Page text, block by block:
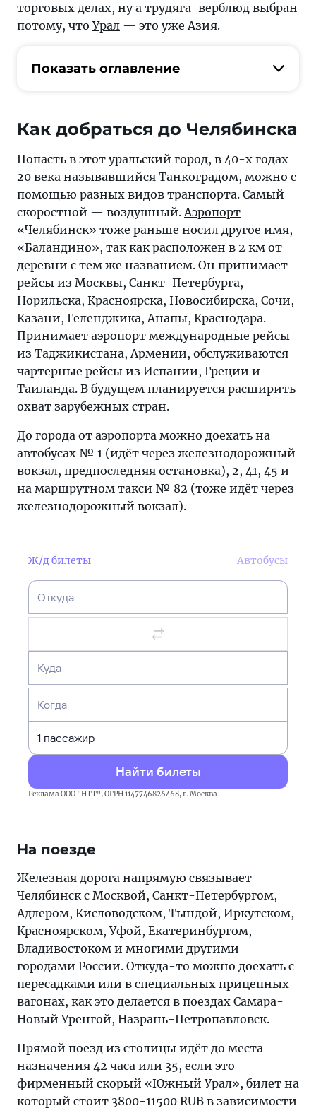
торговых делах, ну а трудяга-верблюд выбран
потому, что Урал — это уже Азия.
Показать оглавление
Как добраться до Челябинска
Попасть в этот уральский город, в 40-х годах
20 века называвшийся Танкоградом, можно с
помощью разных видов транспорта. Самый
скоростной — воздушный.Аэропорт
«Челябинск» тоже раньше носил другое имя,
«Баландино», так как расположен в 2 км от
деревни с тем же названием. Он принимает
рейсы из Москвы, Санкт-Петербурга,
Норильска, Красноярска, Новосибирска, Сочи,
Казани, Геленджика, Анапы, Краснодара.
Принимает аэропорт международные рейсы
из Таджикистана, Армении, обслуживаются
чартерные рейсы из Испании, Греции и
Таиланда. В будущем планируется расширить
охват зарубежных стран.
До города от аэропорта можно доехать на
автобусах № 1 (идёт через железнодорожный
вокзал, предпоследняя остановка), 2, 41, 45 и
на маршрутном такси № 82 (тоже идёт через
железнодорожный вокзал).
Ж/д билеты Автобусы
Откуда
Куда
Когда
Найти билеты
Реклама ООО "НТТ", ОГРН 1147746826468, г. Москва
На поезде
Железная дорога напрямую связывает
Челябинск с Москвой, Санкт-Петербургом,
Адлером, Кисловодском, Тындой, Иркутском,
Красноярском, Уфой, Екатеринбургом,
Владивостоком и многими другими
городами России. Откуда-то можно доехать с
пересадками или в специальных прицепных
вагонах, как это делается в поездах Самара-
Новый Уренгой, Назрань-Петропавловск.
Прямой поезд из столицы идёт до места
назначения 42 часа или 35, если это
фирменный скорый «Южный Урал», билет на
который стоит 3800-11500 RUB в зависимости